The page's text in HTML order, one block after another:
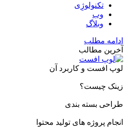
تکنولوژِی
وب
وبلاگ
ادامه مطلب
آخرین مطالب
لوپ افست و کاربرد آن
زینک چیست؟
طراحی بسته بندی
انجام پروژه های تولید محتوا